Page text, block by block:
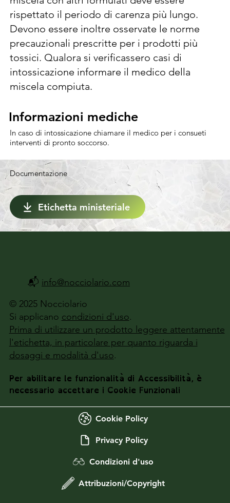
Etichetta ministeriale
Documentazione
rispettato il periodo di carenza più lungo.
Devono essere inoltre osservate le norme
precauzionali prescritte per i prodotti più
tossici. Qualora si verificassero casi di
intossicazione informare il medico della
miscela compiuta.
Informazioni mediche
Informazioni mediche
In caso di intossicazione chiamare il medico per i consueti
interventi di pronto soccorso.
© 2025 Nocciolario
Si applicano condizioni d'uso.
Prima di utilizzare un prodotto leggere attentamente
l'etichetta, in particolare per quanto riguarda i
dosaggi e modalità d'uso.
Per abilitare le funzionalità di Accessibilità, è
necessario accettare i Cookie Funzionali
Condizioni d'uso
Attribuzioni/Copyright
Privacy Policy
Cookie Policy
📬 info@nocciolario.com